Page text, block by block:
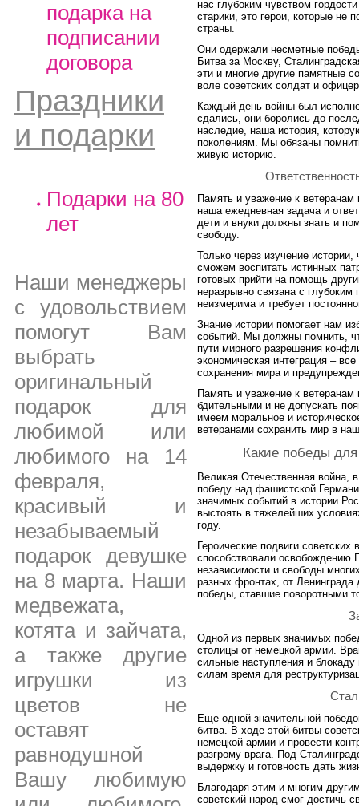
подарка на
подписании
договора
Праздники
и подарки
Подарки на 80
лет
Наши менеджеры
с удовольствием
помогут Вам
выбрать
оригинальный
подарок для
любимой или
любимого на 14
февраля,
красивый и
незабываемый
подарок девушке
на 8 марта. Наши
медвежата,
котята и зайчата,
а также другие
игрушки из
цветов не
оставят
равнодушной
Вашу любимую
нас глубоким чувством
старики, это герои, которые не
страны.
Они одержали несметные
Битва за Москву,
эти и многие другие памятные
воле советских солдат и
Каждый день войны был
сдались, они боролись до
наследие, наша история,
поколениям. Мы обязаны
живую историю.
Память и уважение к
наша ежедневная задача и
дети и внуки должны знать и
свободу.
Только через изучение
сможем воспитать истинных
готовых прийти на помощь
неразрывно связана с
неизмерима и требует
Знание истории помогает нам
событий. Мы должны помнить,
пути мирного разрешения
экономическая интеграция –
сохранения мира и
Память и уважение к
бдительными и не допускать
имеем моральное и
ветеранами сохранить мир в
Какие победы
Великая Отечественная война,
победу над фашистской
значимых событий в истории
выстоять в тяжелейших
году.
Героические подвиги
способствовали освобождению
независимости и свободы
разных фронтах, от
победы, ставшие поворотными
Одной из первых значимых
столицы от немецкой армии.
сильные наступления и
силам время для
Еще одной значительной
битва. В ходе этой битвы
немецкой армии и провести
разгрому врага. Под
выдержку и готовность дать
Благодаря этим и многим
советский народ смог достичь